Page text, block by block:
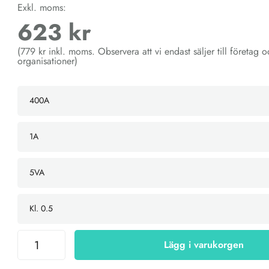
Exkl. moms:
623 kr
(779 kr inkl. moms. Observera att vi endast säljer till företag
organisationer)
Lägg i varukorgen